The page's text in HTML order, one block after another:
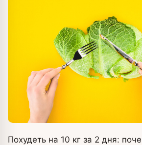
Похудеть на 10 кг за 2 дня: